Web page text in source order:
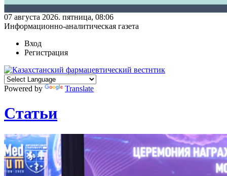
07 августа 2026. пятница, 08:06
Информационно-аналитическая газета
Вход
Регистрация
Powered by Translate
Статьи